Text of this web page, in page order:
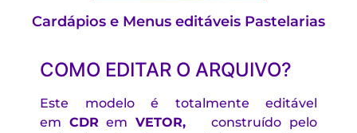
Cardápios e Menus editáveis Pastelarias
COMO EDITAR O ARQUIVO?
Este modelo é totalmente editável
em CDR emVETOR,construído pelo